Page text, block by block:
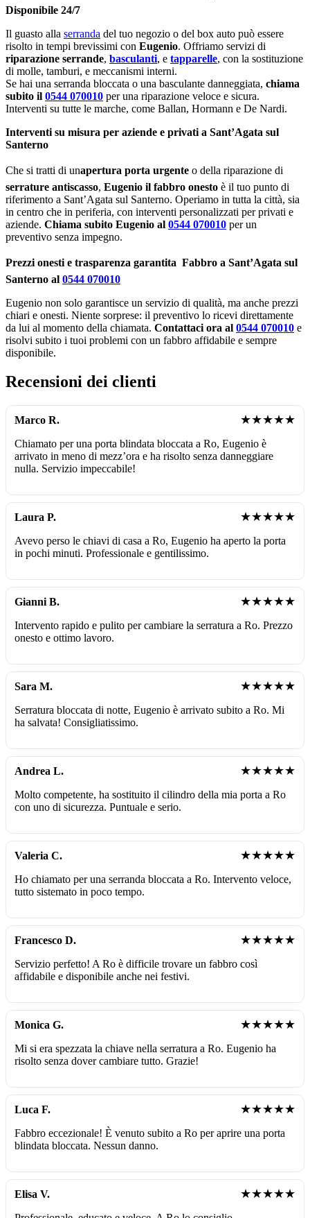
Disponibile 24/7
Il guasto alla serranda del tuo negozio o del box auto può essere
risolto in tempi brevissimi con Eugenio. Offriamo servizi di
riparazione serrande, basculanti, e tapparelle, con la sostituzione
di molle, tamburi, e meccanismi interni.
Se hai una serranda bloccata o una basculante danneggiata, chiama
subito il 0544 070010 per una riparazione veloce e sicura.
Interventi su tutte le marche, come Ballan, Hormann e De Nardi.
Interventi su misura per aziende e privati a Sant’Agata sul
Santerno
Che si tratti di unapertura porta urgente o della riparazione di
serrature antiscasso, Eugenio il fabbro onesto è il tuo punto di
riferimento a Sant’Agata sul Santerno. Operiamo in tutta la città, sia
in centro che in periferia, con interventi personalizzati per privati e
aziende. Chiama subito Eugenio al 0544 070010 per un
preventivo senza impegno.
Prezzi onesti e trasparenza garantita  Fabbro a Sant’Agata sul
Santerno al 0544 070010
Eugenio non solo garantisce un servizio di qualità, ma anche prezzi
chiari e onesti. Niente sorprese: il preventivo lo ricevi direttamente
da lui al momento della chiamata. Contattaci ora al 0544 070010 e
risolvi subito i tuoi problemi con un fabbro affidabile e sempre
disponibile.
Recensioni dei clienti
Marco R. ★★★★★
Chiamato per una porta blindata bloccata a Ro, Eugenio è
arrivato in meno di mezz’ora e ha risolto senza danneggiare
nulla. Servizio impeccabile!
Laura P. ★★★★★
Avevo perso le chiavi di casa a Ro, Eugenio ha aperto la porta
in pochi minuti. Professionale e gentilissimo.
Gianni B. ★★★★★
Intervento rapido e pulito per cambiare la serratura a Ro. Prezzo
onesto e ottimo lavoro.
Sara M. ★★★★★
Serratura bloccata di notte, Eugenio è arrivato subito a Ro. Mi
ha salvata! Consigliatissimo.
Andrea L. ★★★★★
Molto competente, ha sostituito il cilindro della mia porta a Ro
con uno di sicurezza. Puntuale e serio.
Valeria C. ★★★★★
Ho chiamato per una serranda bloccata a Ro. Intervento veloce,
tutto sistemato in poco tempo.
Francesco D. ★★★★★
Servizio perfetto! A Ro è difficile trovare un fabbro così
affidabile e disponibile anche nei festivi.
Monica G. ★★★★★
Mi si era spezzata la chiave nella serratura a Ro. Eugenio ha
risolto senza dover cambiare tutto. Grazie!
Luca F. ★★★★★
Fabbro eccezionale! È venuto subito a Ro per aprire una porta
blindata bloccata. Nessun danno.
Elisa V. ★★★★★